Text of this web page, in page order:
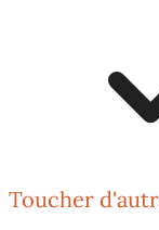
Toucher